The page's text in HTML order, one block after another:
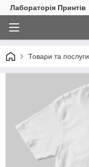
Лабораторія Принтів
Товари та послуги